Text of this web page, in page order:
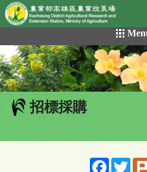
網頁置頂
到
主
要
內
容
區
::: 招標採購
Facebook